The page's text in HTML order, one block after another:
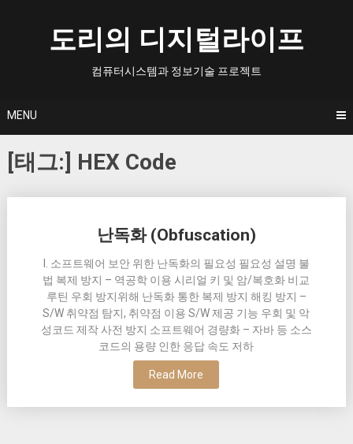
도리의 디지털라이프
컴퓨터시스템과 정보기술 프로젝트
MENU
[태그:] HEX Code
난독화 (Obfuscation)
I. 소프트웨어 보안 위한 난독화의 필요성 필요성 설명 불
법 복제 방지 – 역공학 이용 시리얼 키 및 암/복호화 비교
루틴 우회 방지위해 난독화 통한 복제 방지 해킹 방지 –
S/W 취약점 탐지, 취약점 이용 S/W 제공 기능 우회 및 악
성코드 제작 사전 방지 소프트웨어 경량화 – 자바 등 소스
코드의 용량 인한 응답 속도 저하
Read More
navigation